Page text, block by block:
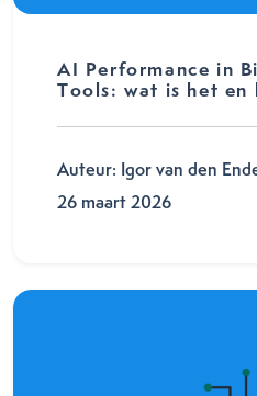
AI Performance in
Tools: wat is het en
Auteur: Igor van den
26 maart 2026